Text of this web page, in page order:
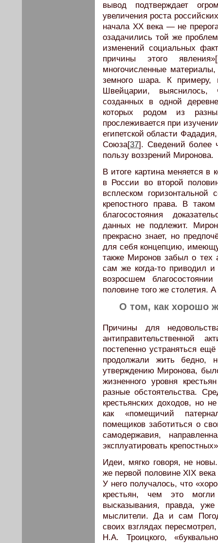
вывод подтверждает
увеличения роста
начала XX века — не
озадачились той же
изменений социальных
причины этого явления»[
многочисленные
земного шара. К примеру,
Швейцарии,
созданных в одной
которых родом из
прослеживается при
египетской области
Союза[37]. Сведений более
пользу воззрений Миронова.
В итоге картина меняется в
в России во второй
всплеском
крепостного права. В
благосостояния
данных не подлежит.
прекрасно знает, но
для себя концепцию,
также Миронов забыл о тех
сам же когда-то приводил
возросшем
половине того же столетия.
О том, как хорошо
Причины для
антиправительственной
постепенно устраняться
продолжали жить бедно,
утверждению Миронова,
жизненного уровня
разные обстоятельства.
крестьянских доходов, но
как «помещичий
помещиков заботиться о
самодержавия,
эксплуатировать
Идеи, мягко говоря, не
же первой половине XIX
У него получалось, что
крестьян, чем это
высказывания, правда,
мыслители. Да и сам
своих взглядах
Н.А. Троицкого,